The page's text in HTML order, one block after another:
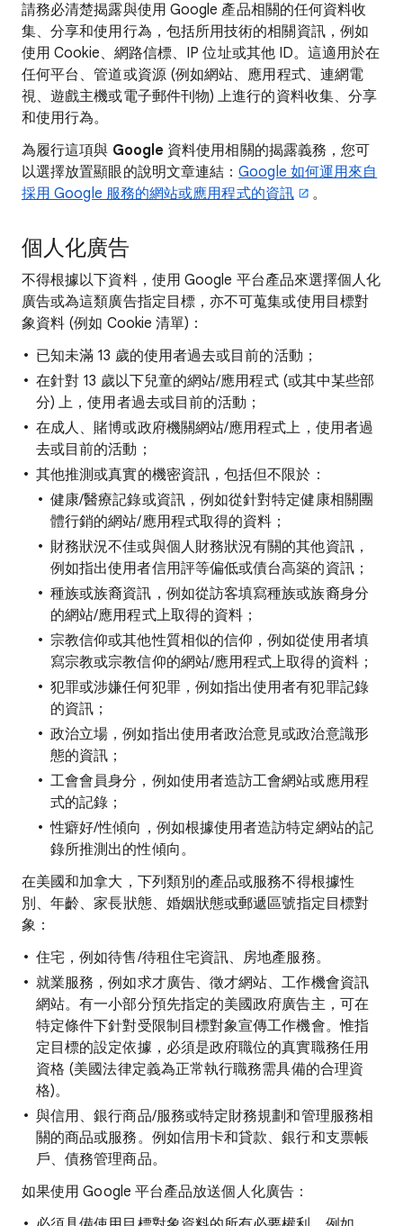
請務必清楚揭露與使用 Google 產品相關的任何資料收
集、分享和使用行為，包括所用技術的相關資訊，例如
使用 Cookie、網路信標、IP 位址或其他 ID。這適用於在
任何平台、管道或資源 (例如網站、應用程式、連網電
視、遊戲主機或電子郵件刊物) 上進行的資料收集、分享
和使用行為。
為履行這項與 Google 資料使用相關的揭露義務，您可
以選擇放置顯眼的說明文章連結：Google 如何運用來自
採用 Google 服務的網站或應用程式的資訊
。
個人化廣告
不得根據以下資料，使用 Google 平台產品來選擇個人化
廣告或為這類廣告指定目標，亦不可蒐集或使用目標對
象資料 (例如 Cookie 清單)：
已知未滿 13 歲的使用者過去或目前的活動；
在針對 13 歲以下兒童的網站/應用程式 (或其中某些部
分) 上，使用者過去或目前的活動；
在成人、賭博或政府機關網站/應用程式上，使用者過
去或目前的活動；
其他推測或真實的機密資訊，包括但不限於：
健康/醫療記錄或資訊，例如從針對特定健康相關團
體行銷的網站/應用程式取得的資料；
財務狀況不佳或與個人財務狀況有關的其他資訊，
例如指出使用者信用評等偏低或債台高築的資訊；
種族或族裔資訊，例如從訪客填寫種族或族裔身分
的網站/應用程式上取得的資料；
宗教信仰或其他性質相似的信仰，例如從使用者填
寫宗教或宗教信仰的網站/應用程式上取得的資料；
犯罪或涉嫌任何犯罪，例如指出使用者有犯罪記錄
的資訊；
政治立場，例如指出使用者政治意見或政治意識形
態的資訊；
工會會員身分，例如使用者造訪工會網站或應用程
式的記錄；
性癖好/性傾向，例如根據使用者造訪特定網站的記
錄所推測出的性傾向。
在美國和加拿大，下列類別的產品或服務不得根據性
別、年齡、家長狀態、婚姻狀態或郵遞區號指定目標對
象：
住宅，例如待售/待租住宅資訊、房地產服務。
就業服務，例如求才廣告、徵才網站、工作機會資訊
網站。有一小部分預先指定的美國政府廣告主，可在
特定條件下針對受限制目標對象宣傳工作機會。惟指
定目標的設定依據，必須是政府職位的真實職務任用
資格 (美國法律定義為正常執行職務需具備的合理資
格)。
與信用、銀行商品/服務或特定財務規劃和管理服務相
關的商品或服務。例如信用卡和貸款、銀行和支票帳
戶、債務管理商品。
如果使用 Google 平台產品放送個人化廣告：